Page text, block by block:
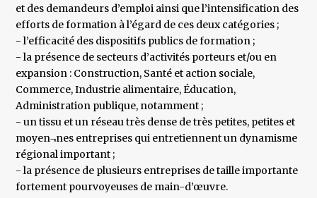
et des demandeurs d’emploi ainsi que l’intensification des
efforts de formation à l’égard de ces deux catégories ;
- l’efficacité des dispositifs publics de formation ;
- la présence de secteurs d’activités porteurs et/ou en
expansion : Construction, Santé et action sociale,
Commerce, Industrie alimentaire, Éducation,
Administration publique, notamment ;
- un tissu et un réseau très dense de très petites, petites et
moyen¬nes entreprises qui entretiennent un dynamisme
régional important ;
- la présence de plusieurs entreprises de taille importante
fortement pourvoyeuses de main-d’œuvre.